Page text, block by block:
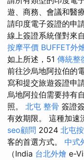
遊、商務、會議和醫
請印度電子簽證的申
線上簽證系統僅對來
按摩平價 BUFFET外
如上所述，51 傳統整
前往沙烏地阿拉伯的
寫和提交旅遊簽證申
烏地阿拉伯需要持有
照。 北屯 整骨 簽證
有效期限。 這種加速
seo顧問 2024 北屯
客的首選方式。 中式
（India 台北外燴 e-